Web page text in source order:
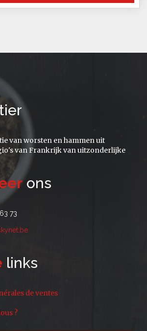
van worsten en hammen uit
van Frankrijk van uitzonderlijke
ons
73
links
de ventes
?